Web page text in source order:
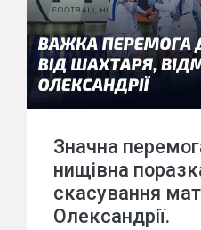
Значна
нищівна
скасування
Олександрії.